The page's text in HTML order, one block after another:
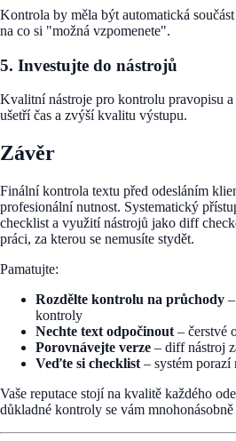
Kontrola by měla být automatická
na co si "možná vzpomenete".
5. Investujte do nástrojů
Kvalitní nástroje pro kontrolu pravopisu
ušetří čas a zvýší kvalitu výstupu.
Závěr
Finální kontrola textu před odesláním
profesionální nutnost. Systematický
checklist a využití nástrojů jako diff
práci, za kterou se nemusíte stydět.
Pamatujte:
Rozdělte kontrolu na průchody
kontroly
Nechte text odpočinout – čerstvé
Porovnávejte verze – diff nástroj
Veďte si checklist – systém porazí
Vaše reputace stojí na kvalitě každého
důkladné kontroly se vám